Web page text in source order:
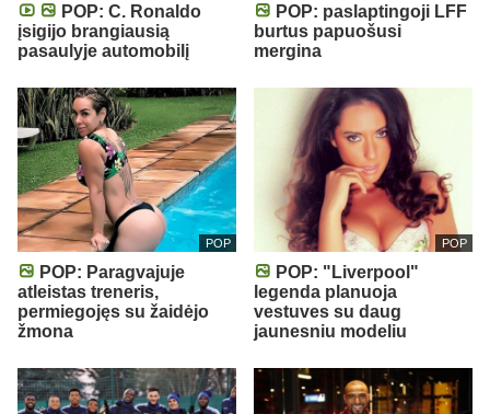
POP: C. Ronaldo
įsigijo brangiausią
pasaulyje automobilį
POP: paslaptingoji LFF
burtus papuošusi
mergina
POP
POP: Paragvajuje
atleistas treneris,
permiegojęs su žaidėjo
žmona
POP
POP: "Liverpool"
legenda planuoja
vestuves su daug
jaunesniu modeliu